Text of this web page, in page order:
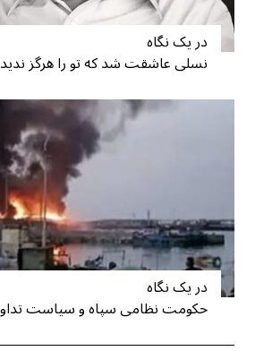
در یک نگاه
نسلی عاشقت شد که تو را هرگز ندید
در یک نگاه
حکومت نظامی سپاه و سیاست